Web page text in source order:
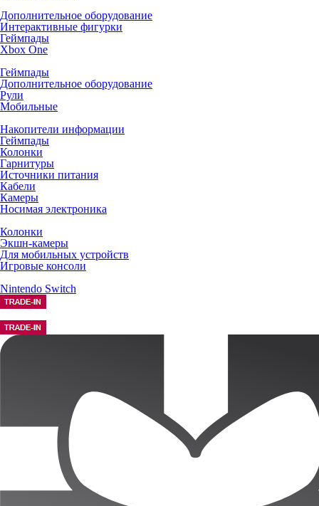
Дополнительное оборудование
Интерактивные фигурки
Геймпады
Xbox One
Геймпады
Дополнительное оборудование
Рули
Мобильные
Накопители информации
Геймпады
Колонки
Гарнитуры
Источники питания
Кабели
Камеры
Носимая электроника
Колонки
Экшн-камеры
Для мобильных устройств
Игровые консоли
Nintendo Switch